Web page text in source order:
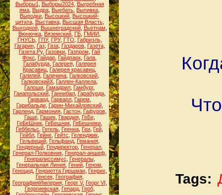
Выборы1
Выборы2024, Выгребная
яма Выдра Выебать Выпивка
Выродки Высоцкий Высоцкий-
цитата, Выставка, Высшая Власть,
Выходной, Вышнеградский, Вьетнам
Вюнючка Вяземский ГБ ГМИИ
ГНУСЬ, ГПУ, ГРУ, ГТО Габриэль,
Гагарин, Газ, Газа, Газдаров, Газета,
Газета.Ру, Газовки Газпром
Гай
Фокс
Гайдар Гайдпарк Гала
Галабурда, Галерея, Галерея
Красавиц Галерея красавиц
Галилей Галичина Галковский
ГалковскийХ Галлен-Каллела
Галоши Гамадрил Гамбург,
Ганапольский, Ганнибал, Гарабурда,
Гарвард Гарварл Гарем
Гарибальди, Гарин-Михайловский,
Гарленд, Гармония, Гастон, Гафуров,
Гаше, Гашек, Гвардия, ГеБе,
ГеБеШник ГеБешник ГеБешники
Геббельс
Гегель Геенна Геи Гей
Гейбл Гейне Гейтс Геленджик
Гельвеций, Гельфанд, Гемания,
Гендерный Гендиректор Генерал
Генерал-Полковник, Генерал-аншеф,
Генералиссимус
Генералы,
Генеральная Линия Гений Геном
Геноцид, Генриетта Гиршман, Генрих
Генсек, География,
ГеографияИмперия, Георг V, Георг VI
Георгиевская, Гепард, Герб,
Tags: